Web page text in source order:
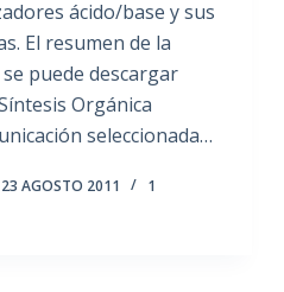
ácido/base y sus
El resumen de la
puede descargar
Orgánica
seleccionada…
23 AGOSTO 2011
1